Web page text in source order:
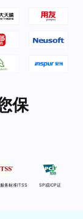
保
务标准ITSS SP或ICP证